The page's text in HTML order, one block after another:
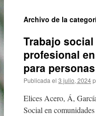
Archivo de la
Trabajo
profesional
para
Publicada el 3 julio, 2024
Elices Acero, Á,
Social en